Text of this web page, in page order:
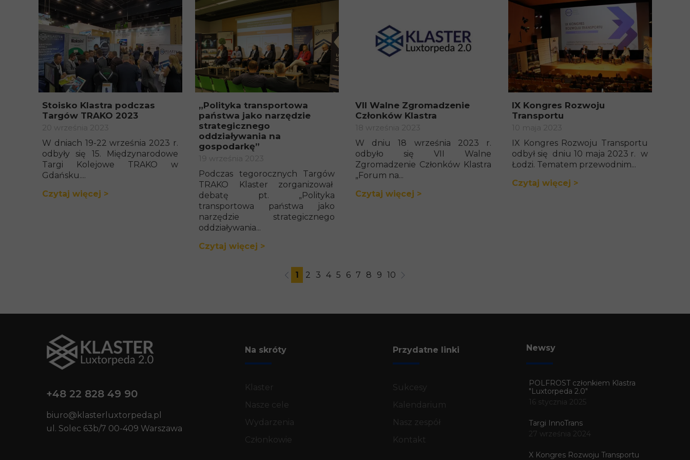
Stoisko Klastra podczas
Targów TRAKO 2023
20 września 2023
W dniach 19-22 września 2023 r.
odbyły się 15. Międzynarodowe
Targi Kolejowe TRAKO w
Gdańsku....
Czytaj więcej >
„Polityka transportowa
państwa jako narzędzie
strategicznego
oddziaływania na
gospodarkę”
19 września 2023
Podczas tegorocznych Targów
TRAKO Klaster zorganizował
debatę pt. „Polityka
transportowa państwa jako
narzędzie strategicznego
oddziaływania...
Czytaj więcej >
VII Walne Zgromadzenie
Członków Klastra
18 września 2023
W dniu 18 września 2023 r.
odbyło się VII Walne
Zgromadzenie Członków Klastra
„Forum na...
Czytaj więcej >
IX Kongres Rozwoju
Transportu
10 maja 2023
IX Kongres Rozwoju Transportu
odbył się dniu 10 maja 2023 r. w
Łodzi. Tematem przewodnim...
Czytaj więcej >
1 2 3 4 5 6 7 8 9 10
+48 22 828 49 90
biuro@klasterluxtorpeda.pl
ul. Solec 63b/7 00-409 Warszawa
Na skróty
Klaster
Nasze cele
Wydarzenia
Członkowie
Przydatne linki
Sukcesy
Kalendarium
Nasz zespół
Kontakt
Newsy
POLFROST członkiem Klastra
"Luxtorpeda 2.0"
16 stycznia 2025
Targi InnoTrans
27 września 2024
X Kongres Rozwoju Transportu